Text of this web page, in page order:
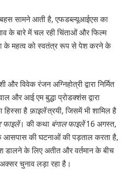
सामने आती है, एफडब्ल्यूआईएस का
के बारे में चल रही चिंताओं और फिल्म
के महत्व को स्वतंत्र रूप से पेश करने के
विवेक रंजन अग्निहोत्री द्वारा निर्मित
और आई एम बुद्धा प्रोडक्शंस द्वारा
हिस्सा है फ़ाइलेंत्रयी, जिसमें भी शामिल है
फाइलें। की कथा बंगाल फाइलें16 अगस्त,
आसपास की घटनाओं की पड़ताल करता है,
डालने के लिए अतीत और वर्तमान के बीच
चुनाव लड़ा रहा है।